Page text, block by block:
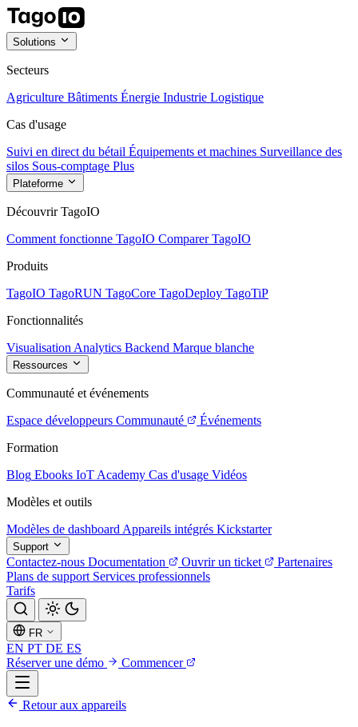
Solutions
Secteurs
Agriculture Bâtiments Énergie Industrie Logistique
Cas d'usage
Suivi en direct du bétail Équipements et machines Surveillance des
silos Sous-comptage Plus
Plateforme
Découvrir TagoIO
Comment fonctionne TagoIO Comparer TagoIO
Produits
TagoIO TagoRUN TagoCore TagoDeploy TagoTiP
Fonctionnalités
Visualisation Analytics Backend Marque blanche
Ressources
Communauté et événements
Espace développeurs Communauté
Événements
Formation
Blog Ebooks IoT Academy Cas d'usage Vidéos
Modèles et outils
Modèles de dashboard Appareils intégrés Kickstarter
Support
Contactez-nous Documentation Ouvrir un ticket
Partenaires
Plans de support Services professionnels
Tarifs
FR
EN PT DE ES
Réserver une démo
Commencer
Retour aux appareils